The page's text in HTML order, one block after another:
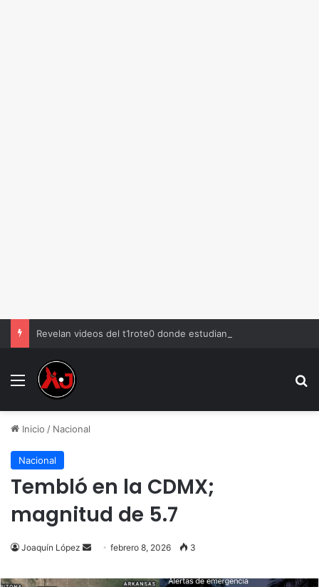
Menu
Inicio / Nacional
Nacional
Tembló en la CDMX;
magnitud de 5.7
Joaquín López
Send
email
febrero 8, 2026 3